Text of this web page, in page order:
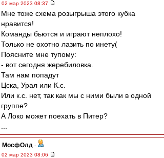
02 мар 2023 08:37
Мне тоже схема розыгрыша этого кубка
нравится!
Команды бьются и играют неплохо!
Только не охотно лазить по инету(
Поясните мне тупому:
- вот сегодня жеребиловка.
Там нам попадут
Цска, Урал или К.с.
Или к.с. нет, так как мы с ними были в одной
группе?
А Локо может поехать в Питер?
МосфОлд -
02 мар 2023 08:06